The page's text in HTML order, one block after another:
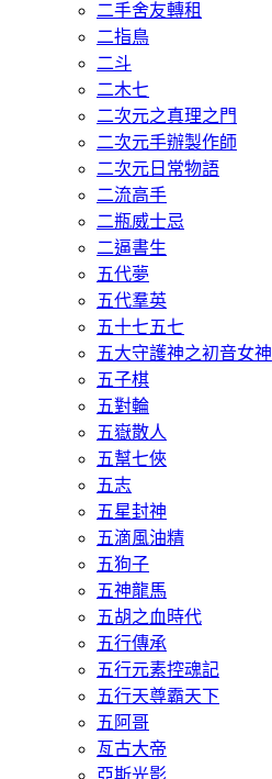
二手舍友轉租
二指鳥
二斗
二木七
二次元之真理之門
二次元手辦製作師
二次元日常物語
二流高手
二瓶威士忌
二逼書生
五代夢
五代羣英
五十七五七
五大守護神之初音女神
五子棋
五對輪
五嶽散人
五幫七俠
五志
五星封神
五滴風油精
五狗子
五神龍馬
五胡之血時代
五行傳承
五行元素控魂記
五行天尊霸天下
五阿哥
亙古大帝
亞斯光影